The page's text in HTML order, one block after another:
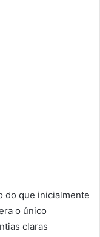
do que inicialmente
o único
claras